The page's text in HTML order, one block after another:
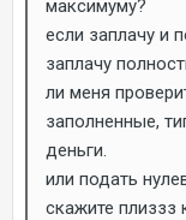
максимуму?
если заплачу и
заплачу
ли меня
заполненные,
деньги.
или подать
скажите плиззз